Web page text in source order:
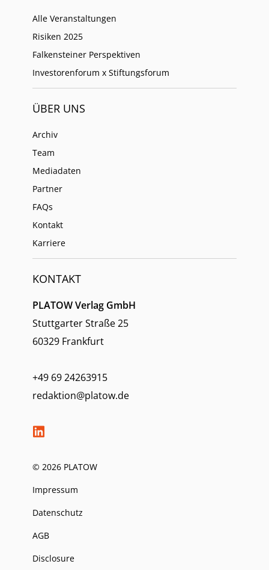
Alle Veranstaltungen
Risiken 2025
Falkensteiner Perspektiven
Investorenforum x Stiftungsforum
ÜBER UNS
Archiv
Team
Mediadaten
Partner
FAQs
Kontakt
Karriere
KONTAKT
PLATOW Verlag GmbH
Stuttgarter Straße 25
60329 Frankfurt
+49 69 24263915
redaktion@platow.de
© 2026 PLATOW
Impressum
Datenschutz
AGB
Disclosure